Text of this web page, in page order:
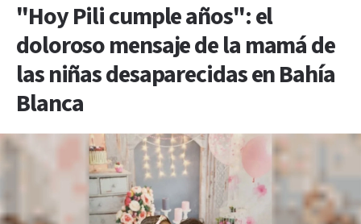
"Hoy Pili cumple años": el
doloroso mensaje de la mamá de
las niñas desaparecidas en Bahía
Blanca